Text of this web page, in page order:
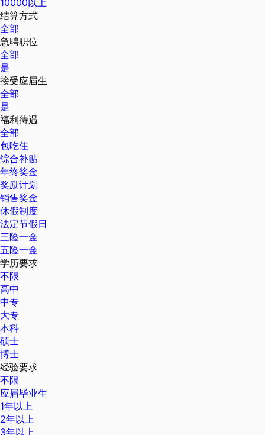
10000以上
结算方式
全部
急聘职位
全部
是
接受应届生
全部
是
福利待遇
全部
包吃住
综合补贴
年终奖金
奖励计划
销售奖金
休假制度
法定节假日
三险一金
五险一金
学历要求
不限
高中
中专
大专
本科
硕士
博士
经验要求
不限
应届毕业生
1年以上
2年以上
3年以上